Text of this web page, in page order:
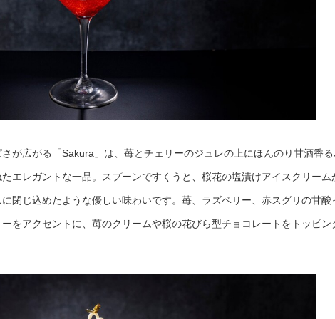
が広がる「Sakura」は、苺とチェリーのジュレの上にほんのり甘酒香
エレガントな一品。スプーンですくうと、桜花の塩漬けアイスクリーム
閉じ込めたような優しい味わいです。苺、ラズベリー、赤スグリの甘酸
をアクセントに、苺のクリームや桜の花びら型チョコレートをトッピン